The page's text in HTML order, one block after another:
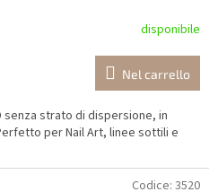
disponibile
Nel carrello
senza strato di dispersione, in
per Nail Art, linee sottili e
Codice: 3520